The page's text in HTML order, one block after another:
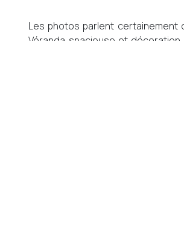
Les photos parlent certainement
Véranda spacieuse et